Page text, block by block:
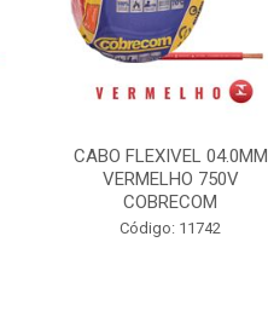
CABO FLEXIVEL 04.0MM
VERMELHO 750V
COBRECOM
Código: 11742